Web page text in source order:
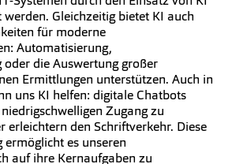
werden. Gleichzeitig bietet KI auch
für moderne
Automatisierung,
oder die Auswertung großer
Ermittlungen unterstützen. Auch in
uns KI helfen: digitale Chatbots
Zugang zu
erleichtern den Schriftverkehr. Diese
ermöglicht es unseren
auf ihre Kernaufgaben zu